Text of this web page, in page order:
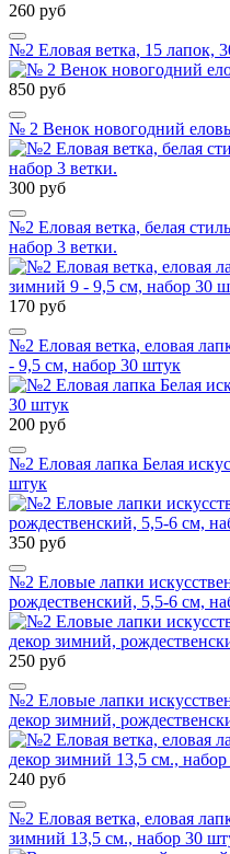
260 руб
№2 Еловая ветка, 15 лапок,
850 руб
№ 2 Венок новогодний
300 руб
№2 Еловая ветка, белая
набор 3 ветки.
170 руб
№2 Еловая ветка, еловая
- 9,5 см, набор 30 штук
200 руб
№2 Еловая лапка Белая
штук
350 руб
№2 Еловые лапки
рождественский, 5,5-6 см,
250 руб
№2 Еловые лапки
декор зимний,
240 руб
№2 Еловая ветка, еловая
зимний 13,5 см., набор 30